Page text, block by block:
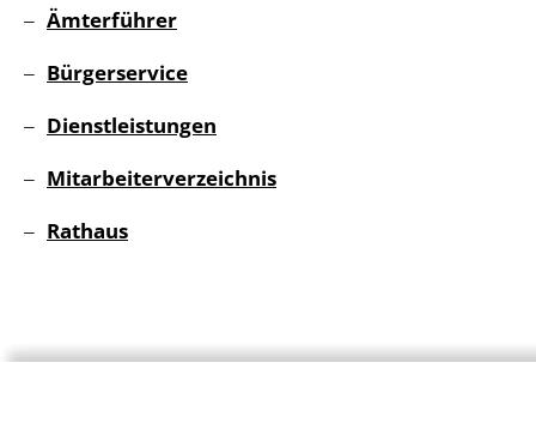
Ämterführer
Bürgerservice
Dienstleistungen
Mitarbeiterverzeichnis
Rathaus